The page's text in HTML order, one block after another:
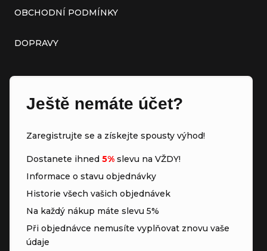
OBCHODNÍ PODMÍNKY
DOPRAVY
Ještě nemáte účet?
Zaregistrujte se a získejte spousty výhod!
Dostanete ihned 5% slevu na VŽDY!
Informace o stavu objednávky
Historie všech vašich objednávek
Na každý nákup máte slevu 5%
Při objednávce nemusíte vyplňovat znovu vaše
údaje